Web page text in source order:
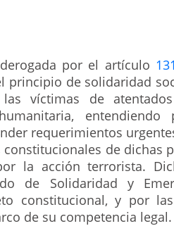
por el artículo
principio de solidaridad
víctimas de
requerimientos
de dichas
la acción terrorista.
de Solidaridad y
constitucional, y por
de su competencia legal.